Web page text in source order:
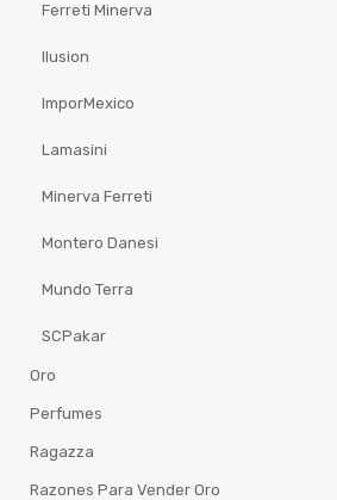
Ferreti Minerva
Ilusion
ImporMexico
Lamasini
Minerva Ferreti
Montero Danesi
Mundo Terra
SCPakar
Oro
Perfumes
Ragazza
Razones Para Vender Oro